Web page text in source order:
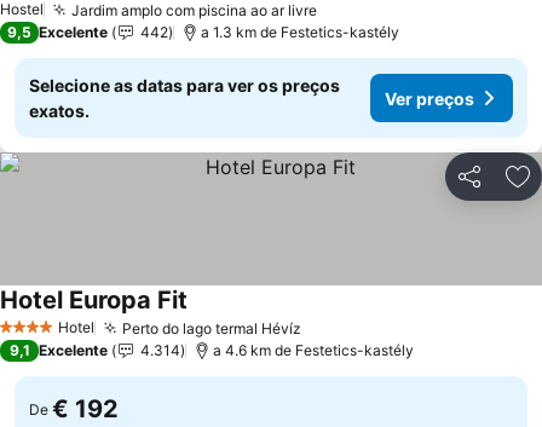
Hostel
Jardim amplo com piscina ao ar livre
9,5 Excelente 442 a 1.3 km de Festetics-kastély
Selecione as datas para ver os preços
exatos.
Ver preços
Partilhar
4 EstrelasHotel Perto do lago termal Hévíz
Hotel Europa Fit
9,1 Excelente 4.314 a 4.6 km de Festetics-kastély
De € 192